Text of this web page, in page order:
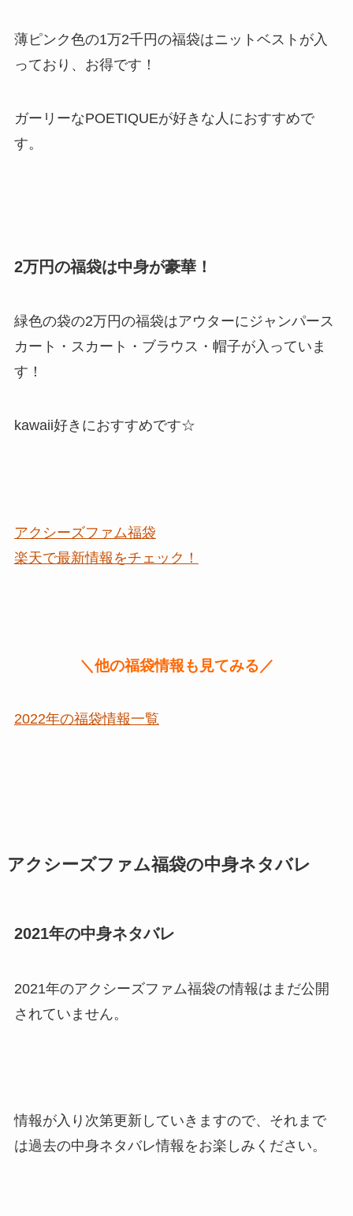
薄ピンク色の1万2千円の福袋はニットベストが入
っており、お得です！
ガーリーなPOETIQUEが好きな人におすすめで
す。
2万円の福袋は中身が豪華！
緑色の袋の2万円の福袋はアウターにジャンパース
カート・スカート・ブラウス・帽子が入っていま
す！
kawaii好きにおすすめです☆
アクシーズファム福袋
楽天で最新情報をチェック！
＼他の福袋情報も見てみる／
2022年の福袋情報一覧
アクシーズファム福袋の中身ネタバレ
2021年の中身ネタバレ
2021年のアクシーズファム福袋の情報はまだ公開
されていません。
情報が入り次第更新していきますので、それまで
は過去の中身ネタバレ情報をお楽しみください。